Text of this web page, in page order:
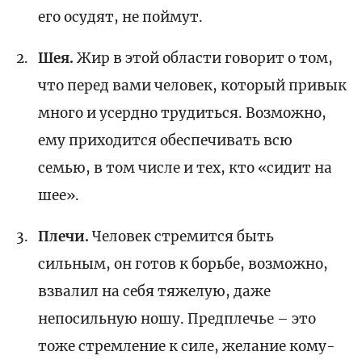
его осудят, не поймут.
Шея.Жир в этой области говорит о том,
что перед вами человек, который привык
много и усердно трудиться. Возможно,
ему приходится обеспечивать всю
семью, в том числе и тех, кто «сидит на
шее».
Плечи.Человек стремится быть
сильным, он готов к борьбе, возможно,
взвалил на себя тяжелую, даже
непосильную ношу. Предплечье – это
тоже стремление к силе, желание кому-